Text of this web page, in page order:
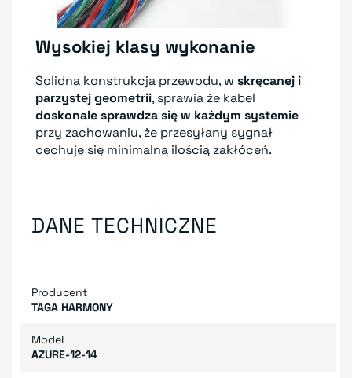
Wysokiej klasy wykonanie
Solidna konstrukcja przewodu, w skręcanej i
parzystej geometrii, sprawia że kabel
doskonale sprawdza się w każdym systemie
przy zachowaniu, że przesyłany sygnał
cechuje się minimalną ilością zakłóceń.
DANE TECHNICZNE
Producent
TAGA HARMONY
Model
AZURE-12-14